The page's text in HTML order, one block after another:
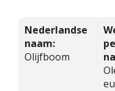
Nederlandse
naam:
Olijfboom